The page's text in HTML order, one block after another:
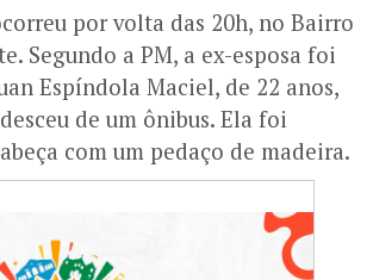
por volta das 20h, no Bairro
Segundo a PM, a ex-esposa foi
Espíndola Maciel, de 22 anos,
de um ônibus. Ela foi
com um pedaço de madeira.